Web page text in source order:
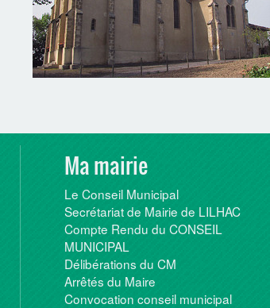
Ma mairie
Le Conseil Municipal
Secrétariat de Mairie de LILHAC
Compte Rendu du CONSEIL
MUNICIPAL
Délibérations du CM
Arrêtés du Maire
Convocation conseil municipal